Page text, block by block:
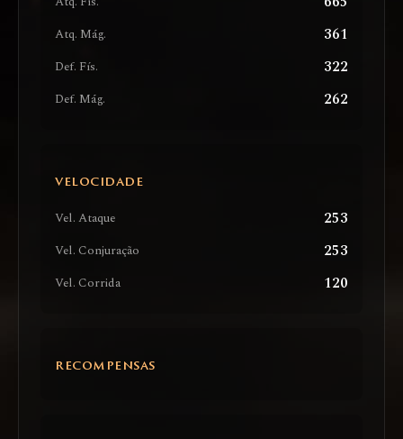
Atq. Mág. 361
Def. Fís. 322
Def. Mág. 262
VELOCIDADE
Vel. Ataque 253
Vel. Conjuração 253
Vel. Corrida 120
RECOMPENSAS